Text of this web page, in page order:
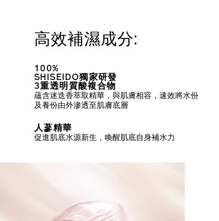
高效補濕成分:
100%
SHISEIDO獨家研發
3重透明質酸複合物
蘊含迷迭香萃取精華，與肌膚相容，速效將水份
及養份由外滲透至肌膚底層
人蔘精華
促進肌底水源新生，喚醒肌底自身補水力